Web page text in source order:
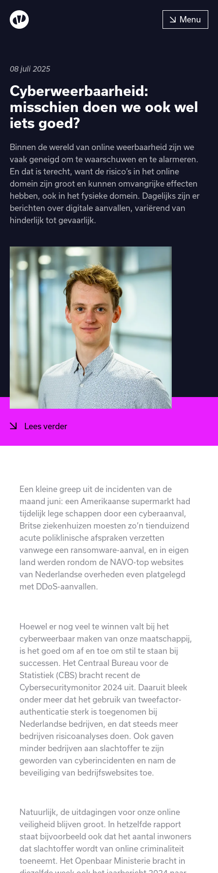
08 juli 2025
Cyberweerbaarheid:
misschien doen we ook wel
iets goed?
Binnen de wereld van online weerbaarheid zijn we
vaak geneigd om te waarschuwen en te alarmeren.
En dat is terecht, want de risico’s in het online
domein zijn groot en kunnen omvangrijke effecten
hebben, ook in het fysieke domein. Dagelijks zijn er
berichten over digitale aanvallen, variërend van
hinderlijk tot gevaarlijk.
Lees verder
Een kleine greep uit de incidenten van de
maand juni: een Amerikaanse supermarkt had
tijdelijk lege schappen door een cyberaanval,
Britse ziekenhuizen moesten zo’n tienduizend
acute poliklinische afspraken verzetten
vanwege een ransomware-aanval, en in eigen
land werden rondom de NAVO-top websites
van Nederlandse overheden even platgelegd
met DDoS-aanvallen.
Hoewel er nog veel te winnen valt bij het
cyberweerbaar maken van onze maatschappij,
is het goed om af en toe om stil te staan bij
successen. Het Centraal Bureau voor de
Statistiek (CBS) bracht recent de
Cybersecuritymonitor 2024 uit. Daaruit bleek
onder meer dat het gebruik van tweefactor-
authenticatie sterk is toegenomen bij
Nederlandse bedrijven, en dat steeds meer
bedrijven risicoanalyses doen. Ook gaven
minder bedrijven aan slachtoffer te zijn
geworden van cyberincidenten en nam de
beveiliging van bedrijfswebsites toe.
Natuurlijk, de uitdagingen voor onze online
veiligheid blijven groot. In hetzelfde rapport
staat bijvoorbeeld ook dat het aantal inwoners
dat slachtoffer wordt van online criminaliteit
toeneemt. Het Openbaar Ministerie bracht in